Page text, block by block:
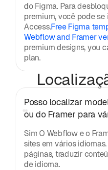
do Figma. Para
premium, você pode
Access.Free Figma
Webflow and Framer
premium designs, you
plan.
Posso localizar
ou do Framer para
Sim O Webflow e o
sites em vários
páginas, traduzir
de idioma.